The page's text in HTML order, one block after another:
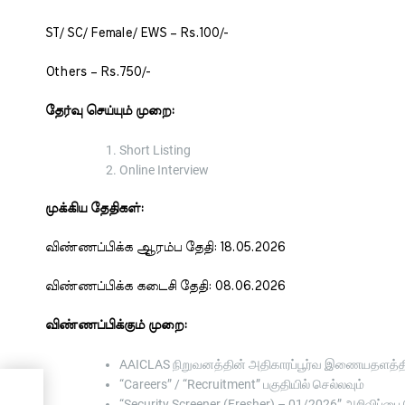
ST/ SC/ Female/ EWS – Rs.100/-
Others – Rs.750/-
தேர்வு செய்யும் முறை:
Short Listing
Online Interview
முக்கிய தேதிகள்:
விண்ணப்பிக்க ஆரம்ப தேதி: 18.05.2026
விண்ணப்பிக்க கடைசி தேதி: 08.06.2026
விண்ணப்பிக்கும் முறை:
AAICLAS நிறுவனத்தின் அதிகாரப்பூர்வ
“Careers” / “Recruitment” பகுதியில் செல்லவும்